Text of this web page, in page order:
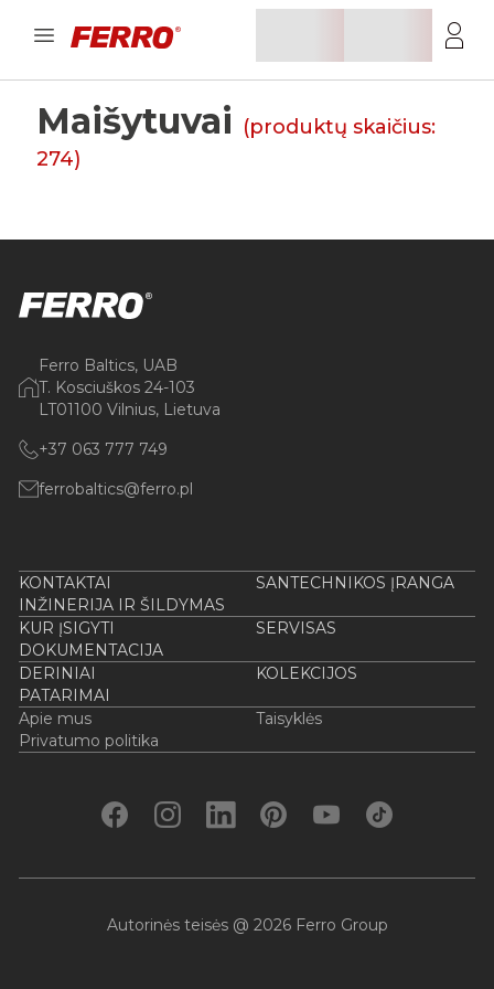
Maišytuvai (produktų skaičius:
274)
Ferro Baltics, UAB
T. Kosciuškos 24-103
LT01100 Vilnius, Lietuva
+37 063 777 749
ferrobaltics@ferro.pl
KONTAKTAI
SANTECHNIKOS ĮRANGA
INŽINERIJA IR ŠILDYMAS
KUR ĮSIGYTI
SERVISAS
DOKUMENTACIJA
DERINIAI
KOLEKCIJOS
PATARIMAI
Apie mus
Taisyklės
Privatumo politika
Autorinės teisės @ 2026 Ferro Group